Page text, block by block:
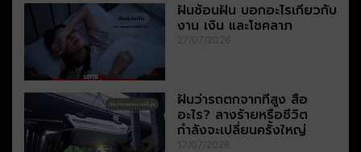
ฝันซ้อนฝัน บอกอะไรเกี่ยวกับ
งาน เงิน และโชคลาภ
27/07/2026
ฝันว่ารถตกจากที่สูง สื่อ
อะไร? ลางร้ายหรือชีวิต
กำลังจะเปลี่ยนครั้งใหญ่
17/07/2026